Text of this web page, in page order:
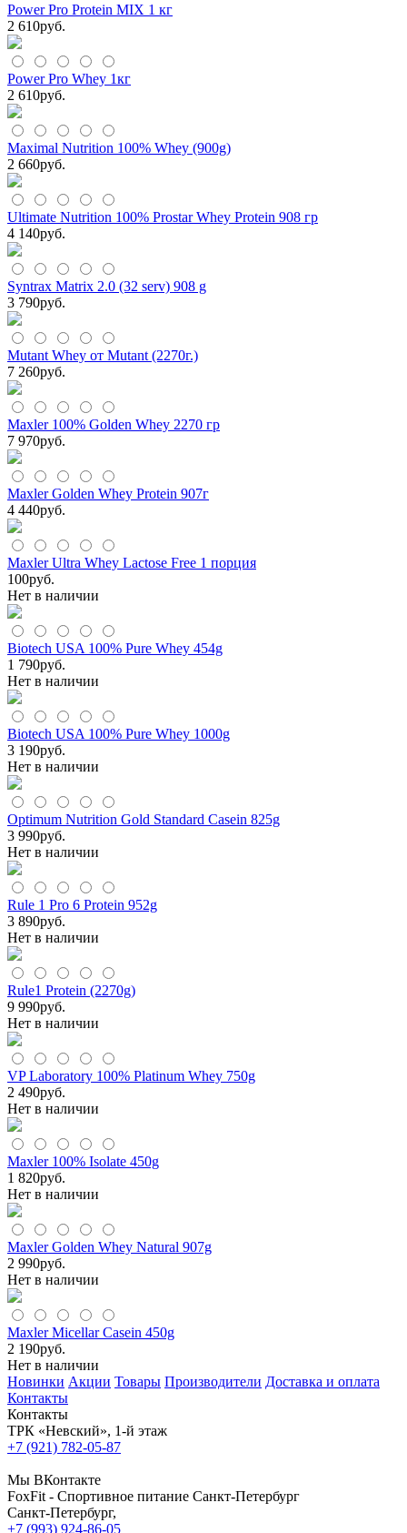
Power Pro Protein MIX 1 кг
2 610руб.
Power Pro Whey 1кг
2 610руб.
Maximal Nutrition 100% Whey (900g)
2 660руб.
Ultimate Nutrition 100% Prostar Whey Protein 908 гр
4 140руб.
Syntrax Matrix 2.0 (32 serv) 908 g
3 790руб.
Mutant Whey от Mutant (2270г.)
7 260руб.
Maxler 100% Golden Whey 2270 гр
7 970руб.
Maxler Golden Whey Protein 907г
4 440руб.
Maxler Ultra Whey Lactose Free 1 порция
100руб.
Нет в наличии
Biotech USA 100% Pure Whey 454g
1 790руб.
Нет в наличии
Biotech USA 100% Pure Whey 1000g
3 190руб.
Нет в наличии
Optimum Nutrition Gold Standard Casein 825g
3 990руб.
Нет в наличии
Rule 1 Pro 6 Protein 952g
3 890руб.
Нет в наличии
Rule1 Protein (2270g)
9 990руб.
Нет в наличии
VP Laboratory 100% Platinum Whey 750g
2 490руб.
Нет в наличии
Maxler 100% Isolate 450g
1 820руб.
Нет в наличии
Maxler Golden Whey Natural 907g
2 990руб.
Нет в наличии
Maxler Micellar Casein 450g
2 190руб.
Нет в наличии
Новинки Акции Товары Производители Доставка и оплата
Контакты
Контакты
ТРК «Невский», 1-й этаж
+7 (921) 782-05-87
Мы ВКонтакте
FoxFit - Спортивное питание Санкт-Петербург
Санкт-Петербург,
+7 (993) 924-86-05